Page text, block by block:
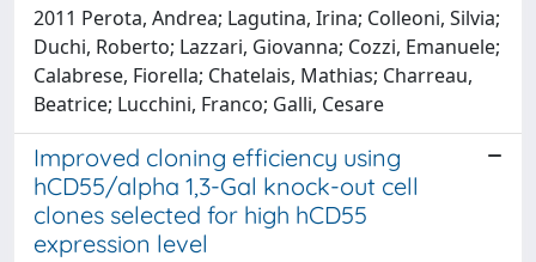
2011 Perota, Andrea; Lagutina, Irina; Colleoni, Silvia;
Duchi, Roberto; Lazzari, Giovanna; Cozzi, Emanuele;
Calabrese, Fiorella; Chatelais, Mathias; Charreau,
Beatrice; Lucchini, Franco; Galli, Cesare
Improved cloning efficiency using
hCD55/alpha 1,3-Gal knock-out cell
clones selected for high hCD55
expression level